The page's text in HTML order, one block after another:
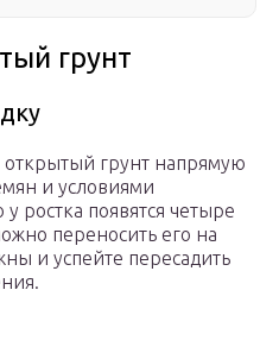
грунт
грунт напрямую
и условиями
ростка появятся четыре
переносить его на
и успейте пересадить